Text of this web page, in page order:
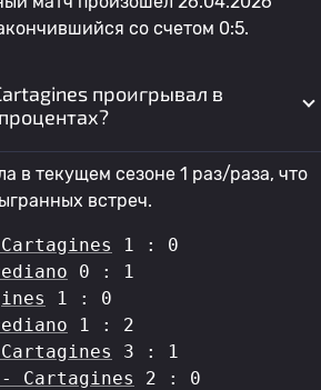
со счетом 0:5.
проигрывал в
в текущем сезоне 1 раз/раза, что
встреч.
1 : 0
0 : 1
1 : 0
1 : 2
3 : 1
- Cartagines
2 : 0